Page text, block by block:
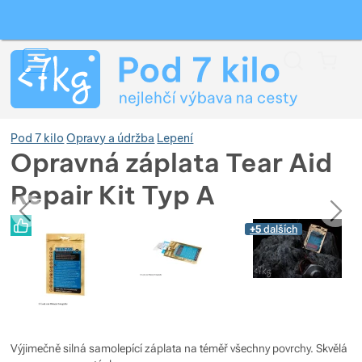
Pod 7 kilo Opravy a údržba Lepení
Opravná záplata Tear Aid
Repair Kit Typ A
Fotografie
předchozí
následující
Fotografie +5 dalších
Výjimečně silná samolepící záplata na téměř všechny povrchy. Skvělá
Zobrazit více
Zobrazit více
Zobrazit více
Zobrazit více
Zobrazit více
Zobrazit více